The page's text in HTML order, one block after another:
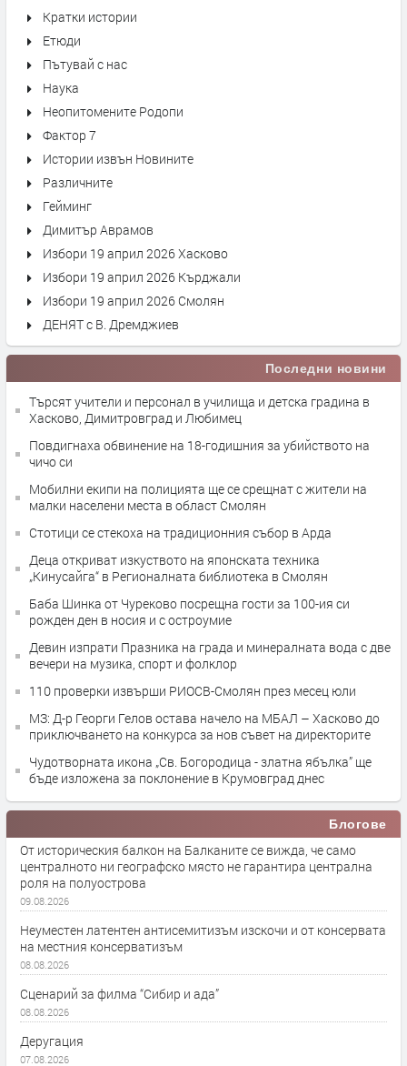
Кратки истории
Етюди
Пътувай с нас
Наука
Неопитомените Родопи
Фактор 7
Истории извън Новините
Различните
Гейминг
Димитър Аврамов
Избори 19 април 2026 Хасково
Избори 19 април 2026 Кърджали
Избори 19 април 2026 Смолян
ДЕНЯТ с В. Дремджиев
Последни новини
Търсят учители и персонал в училища и детска градина в
Хасково, Димитровград и Любимец
Повдигнаха обвинение на 18-годишния за убийството на
чичо си
Мобилни екипи на полицията ще се срещнат с жители на
малки населени места в област Смолян
Стотици се стекоха на традиционния събор в Арда
Деца откриват изкуството на японската техника
„Кинусайга“ в Регионалната библиотека в Смолян
Баба Шинка от Чуреково посрещна гости за 100-ия си
рожден ден в носия и с остроумие
Девин изпрати Празника на града и минералната вода с две
вечери на музика, спорт и фолклор
110 проверки извърши РИОСВ-Смолян през месец юли
МЗ: Д-р Георги Гелов остава начело на МБАЛ – Хасково до
приключването на конкурса за нов съвет на директорите
Чудотворната икона „Св. Богородица - златна ябълка” ще
бъде изложена за поклонение в Крумовград днес
Блогове
От историческия балкон на Балканите се вижда, че само
централното ни географско място не гарантира централна
роля на полуострова
09.08.2026
Неуместен латентен антисемитизъм изскочи и от консервата
на местния консерватизъм
08.08.2026
Сценарий за филма “Сибир и ада”
08.08.2026
Деругация
07.08.2026